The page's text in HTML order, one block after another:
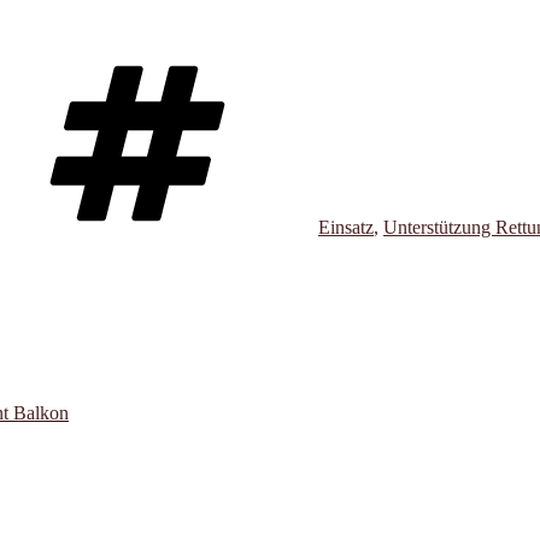
Einsatz, Unterstützung
Balkon